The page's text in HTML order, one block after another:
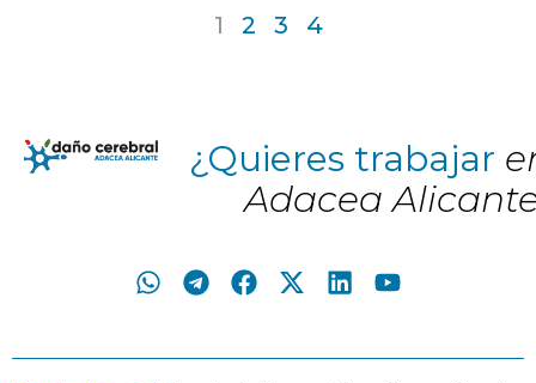
1 2 3 4
¿Quieres trabajar
Adacea